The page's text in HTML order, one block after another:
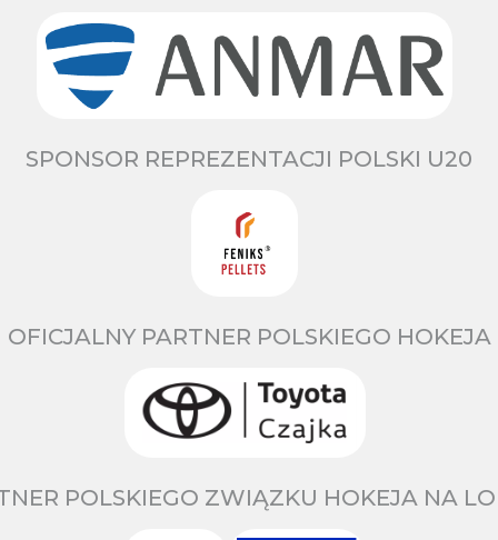
SPONSOR REPREZENTACJI POLSKI U20
OFICJALNY PARTNER POLSKIEGO HOKEJA
POLSKIEGO ZWIĄZKU HOKEJA NA